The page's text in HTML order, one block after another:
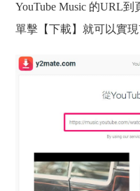
YouTube Music 的URL
單擊【下載】就可以實現